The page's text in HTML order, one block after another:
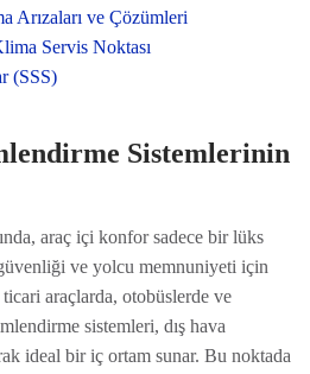
Arızaları ve Çözümleri
Servis Noktası
(SSS)
Sistemlerinin
araç içi konfor sadece bir lüks
ve yolcu memnuniyeti için
araçlarda, otobüslerde ve
sistemleri, dış hava
ideal bir iç ortam sunar. Bu noktada